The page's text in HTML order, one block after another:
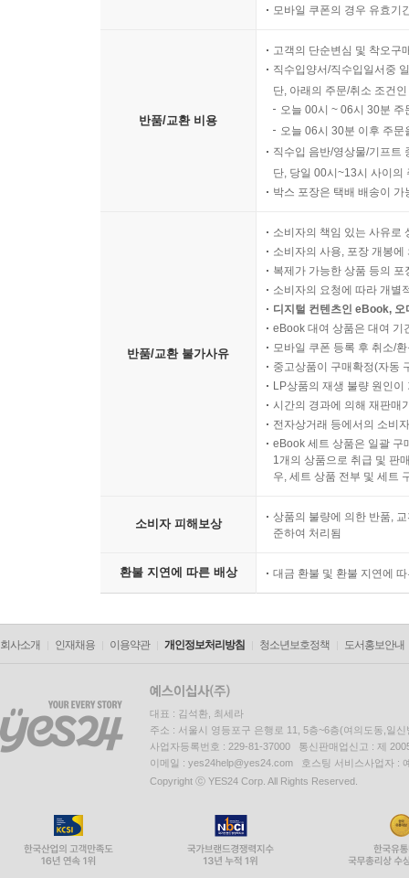
모바일 쿠폰의 경우 유효기
반품/교환 비용
고객의 단순변심 및 착오구
직수입양서/직수입일서중
단, 아래의 주문/취소 조건
오늘 00시 ~ 06시 30분
오늘 06시 30분 이후 주
직수입 음반/영상물/기프트
단, 당일 00시~13시 사이의
박스 포장은 택배 배송이
반품/교환 불가사유
소비자의 책임 있는 사유로
소비자의 사용, 포장 개봉
복제가 가능한 상품 등의
소비자의 요청에 따라 개별
디지털 컨텐츠인 eBook,
eBook 대여 상품은 대여 기
모바일 쿠폰 등록 후 취소/
중고상품이 구매확정(자동
LP상품의 재생 불량 원인
시간의 경과에 의해 재판매
전자상거래 등에서의 소비
eBook 세트 상품은 일괄 구
1개의 상품으로 취급 및 판
우, 세트 상품 전부 및 세트
소비자 피해보상
상품의 불량에 의한 반품,
준하여 처리됨
환불 지연에 따른 배상 대금 환불 및 환불 지연에
회사소개 인재채용 이용약관 개인정보처리방침 청소년보호정책 도서홍보안내
대표 : 김석환, 최세라
주소 : 서울시 영등포구 은행로 11, 5층~6층(여의도동,일신
사업자등록번호 : 229-81-37000 통신판매업신고 : 제
이메일 : yes24help@yes24.com 호스팅 서비스사업자 :
Copyright ⓒ YES24 Corp. All Rights Reserved.